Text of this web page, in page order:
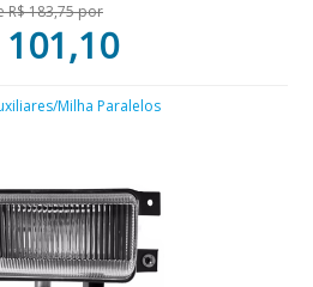
R$ 183,75 por
101,10
Milha Paralelos